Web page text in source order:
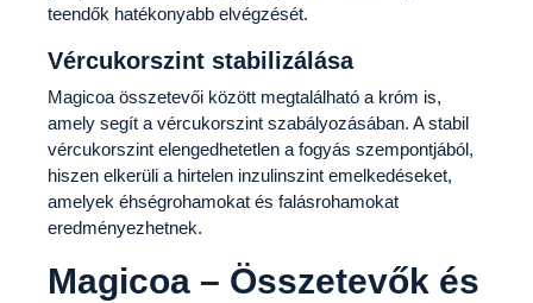
teendők hatékonyabb elvégzését.
Vércukorszint stabilizálása
Magicoa összetevői között megtalálható a króm is,
amely segít a vércukorszint szabályozásában. A stabil
vércukorszint elengedhetetlen a fogyás szempontjából,
hiszen elkerüli a hirtelen inzulinszint emelkedéseket,
amelyek éhségrohamokat és falásrohamokat
eredményezhetnek.
Magicoa – Összetevők és